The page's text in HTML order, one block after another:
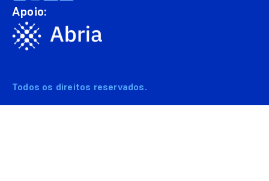
Apoio:
Todos os direitos reservados.